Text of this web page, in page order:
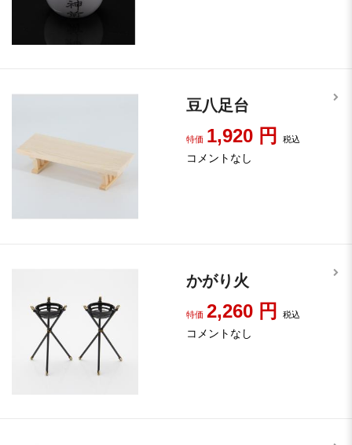
豆八足台
特価 1,920 円 税込
コメントなし
かがり火
特価 2,260 円 税込
コメントなし